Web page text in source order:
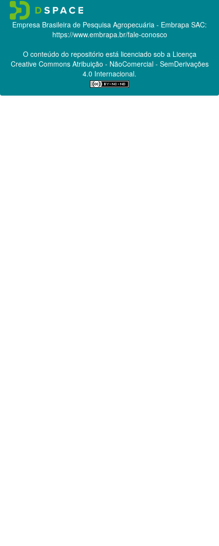
Empresa Brasileira de Pesquisa Agropecuária - Embrapa SAC:
https://www.embrapa.br/fale-conosco
O conteúdo do repositório está licenciado sob a Licença
Creative CommonsAtribuição - NãoComercial - SemDerivações
4.0 Internacional.